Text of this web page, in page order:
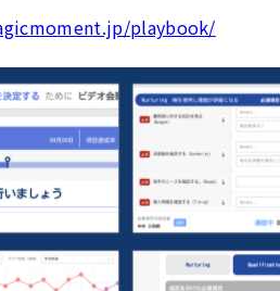
playbook/